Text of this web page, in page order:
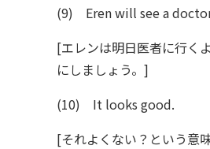
(9) Eren will see a
[エレンは明日医者に行く
にしましょう。]
(10) It looks good.
[それよくない？という意